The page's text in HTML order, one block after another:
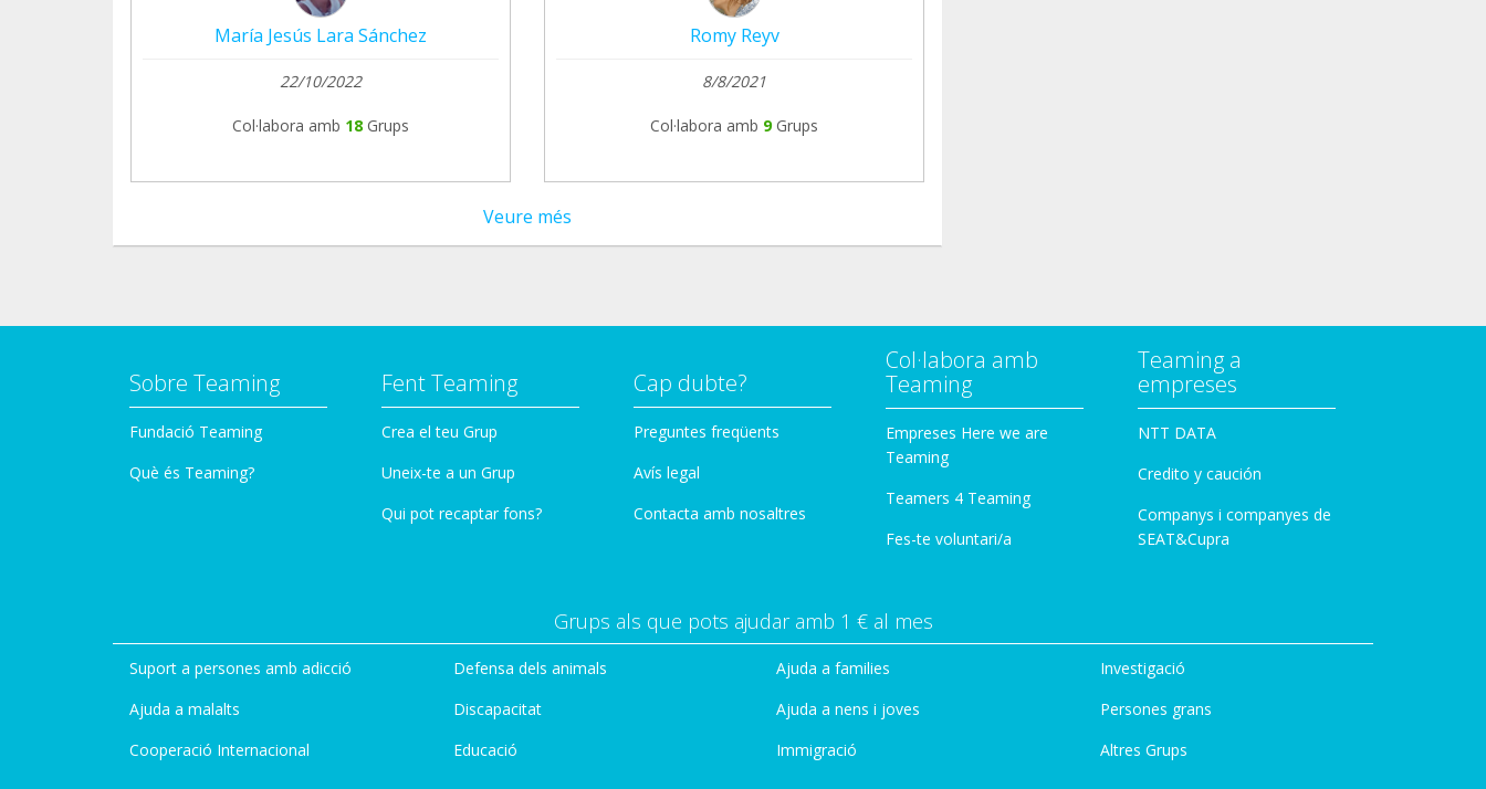
María Jesús Lara Sánchez
22/10/2022
Col·labora amb 18 Grups
Romy Reyv
8/8/2021
Col·labora amb 9 Grups
Veure més
Sobre Teaming
Fundació Teaming
Què és Teaming?
Fent Teaming
Crea el teu Grup
Uneix-te a un Grup
Qui pot recaptar fons?
Cap dubte?
Preguntes freqüents
Avís legal
Contacta amb nosaltres
Col·labora amb
Teaming
Empreses Here we are
Teaming
Teamers 4 Teaming
Fes-te voluntari/a
Teaming a
empreses
NTT DATA
Credito y caución
Companys i companyes de
SEAT&Cupra
Grups als que pots ajudar amb 1 € al mes
Suport a persones amb adicció
Ajuda a malalts
Cooperació Internacional
Defensa dels animals
Discapacitat
Educació
Ajuda a families
Ajuda a nens i joves
Immigració
Investigació
Persones grans
Altres Grups